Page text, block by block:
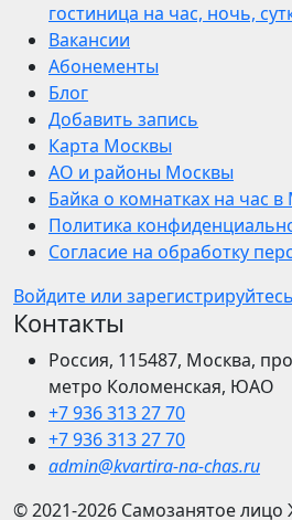
гостиница на час, ночь,
Вакансии
Абонементы
Блог
Добавить запись
Карта Москвы
АО и районы Москвы
Байка о комнатках на час
Политика
Согласие на обработку
Войдите или зарегистрируйтесь
Контакты
Россия, 115487, Москва,
метро Коломенская, ЮАО
+7 936 313 27 70
+7 936 313 27 70
admin@kvartira-na-chas.ru
© 2021-2026 Самозанятое лицо